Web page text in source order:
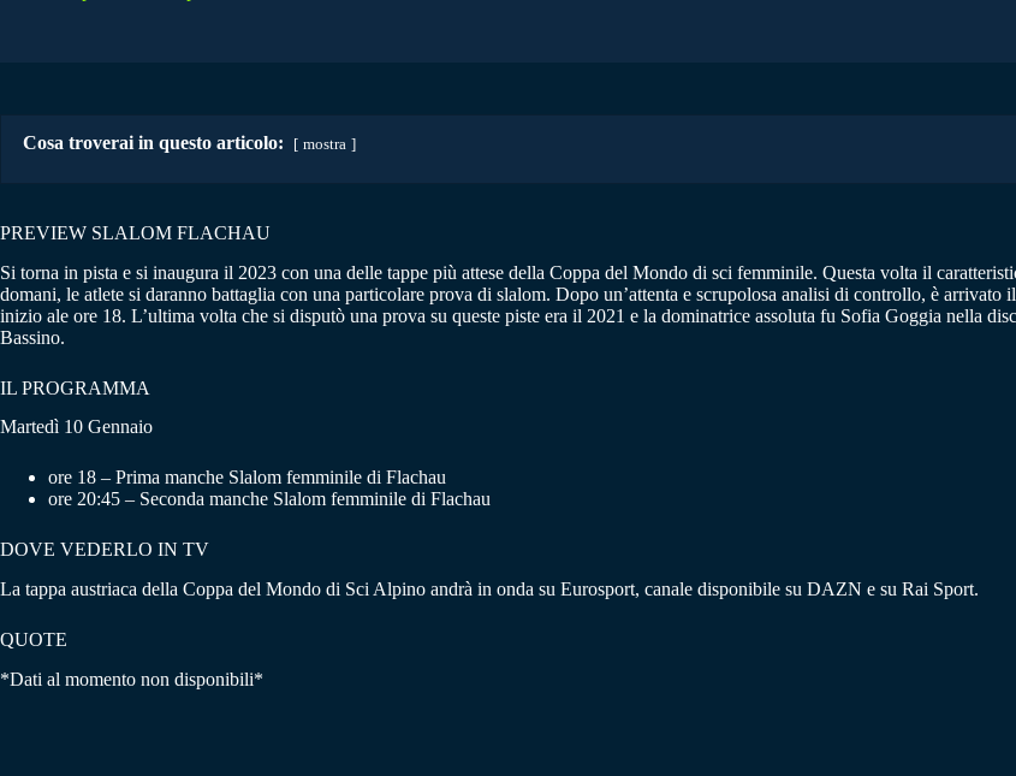
Cosa troverai in questo articolo: mostra
PREVIEW SLALOM FLACHAU
Si torna in pista e si inaugura il 2023 con una delle tappe più attese della Coppa del Mondo di sci femminile. Questa volta il
domani, le atlete si daranno battaglia con una particolare prova di slalom. Dopo un’attenta e scrupolosa analisi di controllo, è
inizio ale ore 18. L’ultima volta che si disputò una prova su queste piste era il 2021 e la dominatrice assoluta fu Sofia Goggia nella
Bassino.
IL PROGRAMMA
Martedì 10 Gennaio
ore 18 – Prima manche Slalom femminile di Flachau
ore 20:45 – Seconda manche Slalom femminile di Flachau
DOVE VEDERLO IN TV
La tappa austriaca della Coppa del Mondo di Sci Alpino andrà in onda su Eurosport, canale disponibile su DAZN e su Rai Sport.
QUOTE
*Dati al momento non disponibili*